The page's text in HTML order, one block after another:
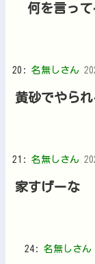
何を言っ
20: 名無しさん
黄砂でやら
21: 名無しさん
家すげーな
24: 名無しさん